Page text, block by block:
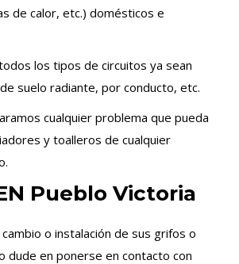
de calor, etc.) domésticos e
los tipos de circuitos ya sean
suelo radiante, por conducto, etc.
cualquier problema que pueda
y toalleros de cualquier
Pueblo Victoria
o instalación de sus grifos o
dude en ponerse en contacto con